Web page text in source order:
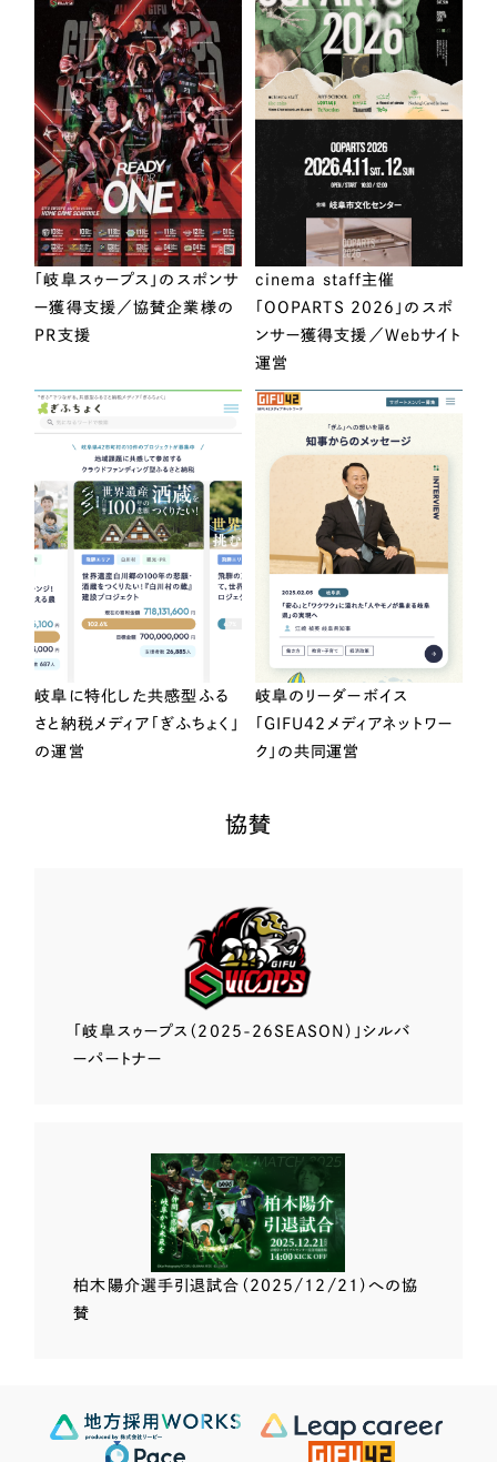
「岐阜スゥープス」のスポンサ
ー獲得支援／協賛企業様の
PR支援
cinema staff主催
「OOPARTS 2026」のスポ
ンサー獲得支援／Webサイト
運営
岐阜に特化した共感型ふる
さと納税メディア「ぎふちょく」
の運営
岐阜のリーダーボイス
「GIFU42メディアネットワー
ク」の共同運営
協賛
「岐阜スゥープス （2025-26SEASON）」 シルバ
ーパートナー
柏木陽介選手引退試合（2025/12/21）への協
賛